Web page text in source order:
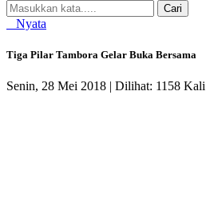
Cari
Nyata
Tiga Pilar Tambora Gelar Buka Bersama
Senin, 28 Mei 2018 | Dilihat: 1158 Kali